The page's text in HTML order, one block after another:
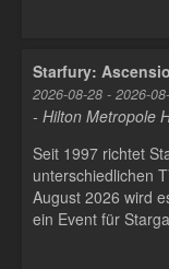
Starfury:
2026-08-28 - 2026-
- Hilton Metropole
Seit 1997 richtet
unterschiedlichen
August 2026 wird
ein Event für